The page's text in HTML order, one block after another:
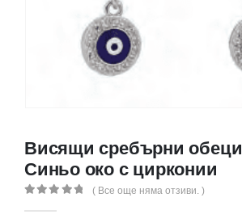
Висящи сребърни обеци
Синьо око с цирконии
( Все още няма отзиви. )